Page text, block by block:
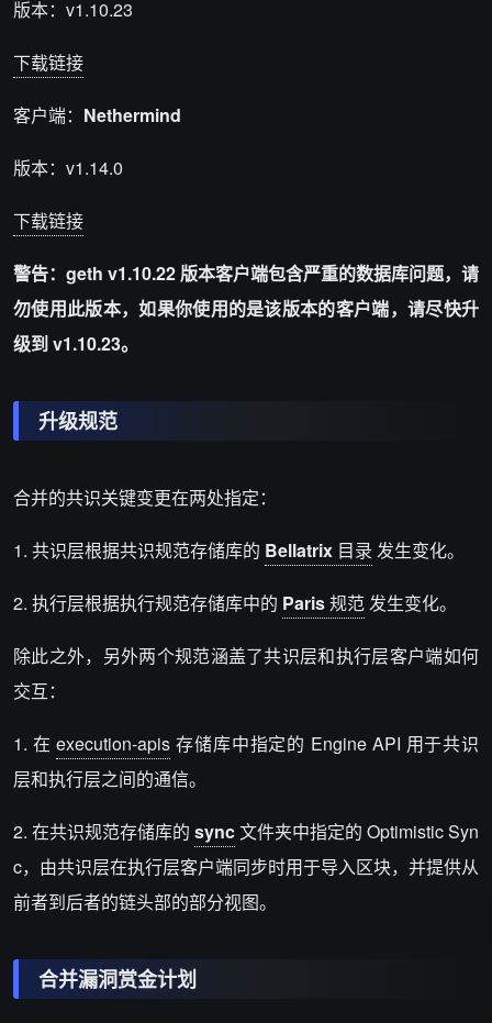
版本：v1.10.23
下载链接
客户端： Nethermind
版本：v1.14.0
下载链接
警告：geth v1.10.22 版本客户端包含严重的数据库问题，请
勿使用此版本，如果你使用的是该版本的客户端，请尽快升
级到 v1.10.23。
升级规范
合并的共识关键变更在两处指定：
1. 共识层根据共识规范存储库的 Bellatrix 目录 发生变化。
2. 执行层根据执行规范存储库中的 Paris规范发生变化。
除此之外，另外两个规范涵盖了共识层和执行层客户端如何
交互：
1. 在execution-apis 存储库中指定的 Engine API 用于共识
层和执行层之间的通信。
2. 在共识规范存储库的 sync文件夹中指定的 Optimistic Syn
c，由共识层在执行层客户端同步时用于导入区块，并提供从
前者到后者的链头部的部分视图。
合并漏洞赏金计划